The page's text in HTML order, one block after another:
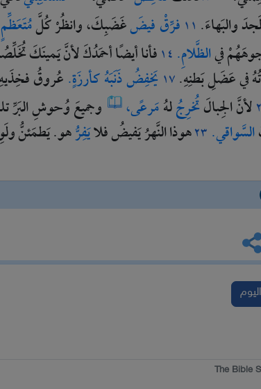
والبَهاءَ. ١١ فرِّقْفيضَغَضَبِكَ،وانظُرْكُلَّمُتَعَظِّمٍ
فيالظَّلامِ. ١٤فأناأيضًاأحمَدُكَلأنَّيَمينَكَ
فيعَضَلِبَطنِهِ.١٧ يَخفِضُذَنَبَهُكأرزَةٍ.عُروقُفخِذَيهِ
لأنَّالجِبالَتُخرِجُلهُمَرعًى، وجميعَوُحوشِالبَرِّ
السَّواقي. ٢٣هوذاالنَّهرُيَفيضُفلايَفِرُّهو.يَطمَئنُّ
اليوم